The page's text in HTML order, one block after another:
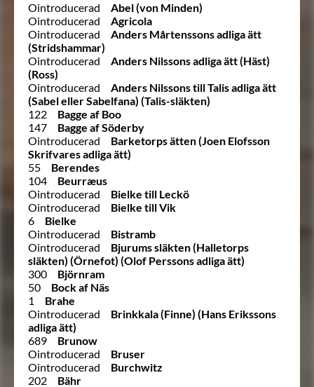
Ointroducerad
Abel (von Minden)
Ointroducerad
Agricola
Ointroducerad
Anders Mårtenssons adliga ätt
(Stridshammar)
Ointroducerad
Anders Nilssons adliga ätt (Häst)
(Ross)
Ointroducerad
Anders Nilssons till Talis adliga ätt
(Sabel eller Sabelfana) (Talis-släkten)
122
Bagge af Boo
147
Bagge af Söderby
Ointroducerad
Barketorps ätten (Joen Elofsson
Skrifvares adliga ätt)
55
Berendes
104
Beurræus
Ointroducerad
Bielke till Leckö
Ointroducerad
Bielke till Vik
6
Bielke
Ointroducerad
Bistramb
Ointroducerad
Bjurums släkten (Halletorps
släkten) (Örnefot) (Olof Perssons adliga ätt)
300
Björnram
50
Bock af Näs
1
Brahe
Ointroducerad
Brinkkala (Finne) (Hans Erikssons
adliga ätt)
689
Brunow
Ointroducerad
Bruser
Ointroducerad
Burchwitz
202
Bähr